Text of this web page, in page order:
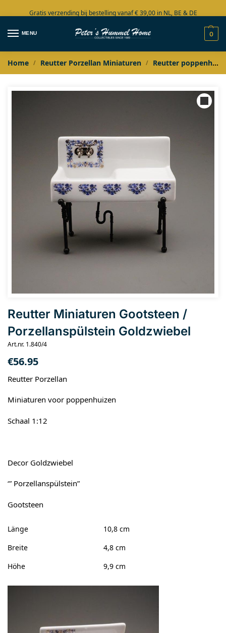
Gratis verzending bij bestelling vanaf € 39,00 in NL, BE & DE
Grote collectie in voorraad
MENU 0
Home / Reutter Porzellan Miniaturen / Reutter poppenhuis miniaturen
Reutter Miniaturen Gootsteen /
Porzellanspülstein Goldzwiebel
Art.nr. 1.840/4
€56.95
Reutter Porzellan
Miniaturen voor poppenhuizen
Schaal 1:12
Decor Goldzwiebel
‘” Porzellanspülstein”
Gootsteen
Länge
10,8 cm
Breite
4,8 cm
Höhe
9,9 cm